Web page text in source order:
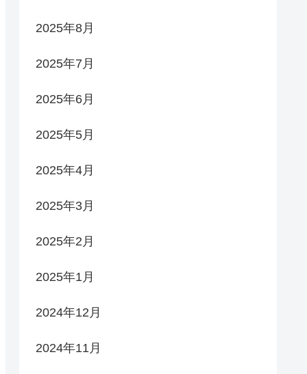
2025年8月
2025年7月
2025年6月
2025年5月
2025年4月
2025年3月
2025年2月
2025年1月
2024年12月
2024年11月